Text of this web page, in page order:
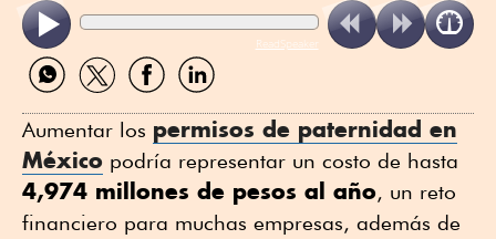
ReadSpeaker
Compartir
por
Compartir
por
Compartir
por
Compartir
por
Aumentar los permisos de paternidad en
México podría representar un costo de hasta
4,974 millones de pesos al año, un reto
financiero para muchas empresas, además de